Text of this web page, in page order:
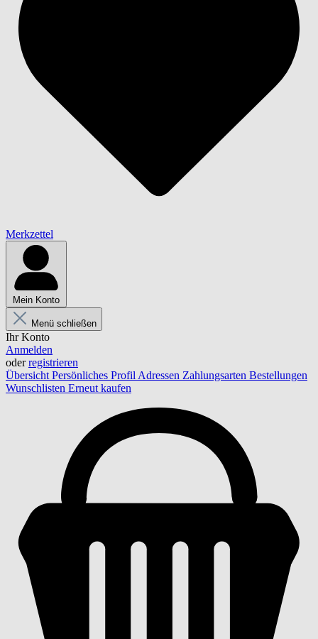
Merkzettel
Mein Konto
Menü schließen
Ihr Konto
Anmelden
oderregistrieren
Übersicht Persönliches Profil Adressen Zahlungsarten Bestellungen
Wunschlisten Erneut kaufen